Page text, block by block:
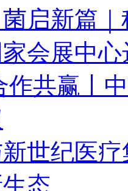
启新篇
会展中
作共赢丨
世纪医
态